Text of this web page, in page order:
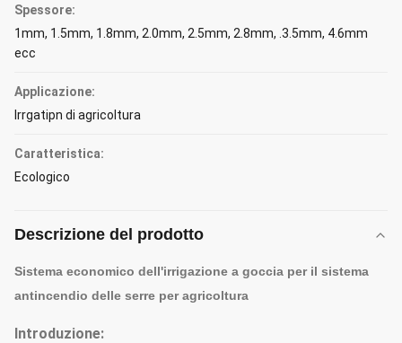
Spessore:
1mm, 1.5mm, 1.8mm, 2.0mm, 2.5mm, 2.8mm, .3.5mm, 4.6mm
ecc
Applicazione:
Irrgatipn di agricoltura
Caratteristica:
Ecologico
Descrizione del prodotto
Sistema economico dell'irrigazione a goccia per il sistema
antincendio delle serre per agricoltura
Introduzione: